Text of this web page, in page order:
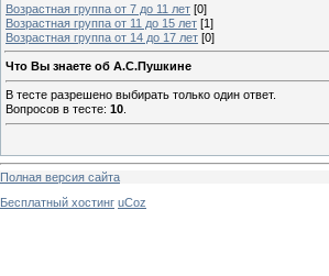
Возрастная группа от 7 до 11 лет [0]
Возрастная группа от 11 до 15 лет [1]
Возрастная группа от 14 до 17 лет [0]
Что Вы знаете об А.С.Пушкине
В тесте разрешено выбирать только один ответ.
Вопросов в тесте: 10
Полная версия сайта
Бесплатный хостинг uCoz